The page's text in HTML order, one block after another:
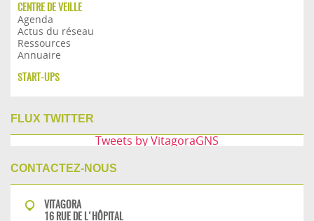
CENTRE DE VEILLE
Agenda
Actus du réseau
Ressources
Annuaire
START-UPS
FLUX TWITTER
Tweets by VitagoraGNS
CONTACTEZ-NOUS
VITAGORA
16 RUE DE L'HÔPITAL